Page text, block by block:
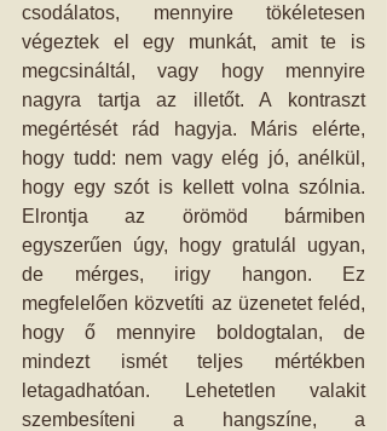
csodálatos, mennyire tökéletesen
végeztek el egy munkát, amit te is
megcsináltál, vagy hogy mennyire
nagyra tartja az illetőt. A kontraszt
megértését rád hagyja. Máris elérte,
hogy tudd: nem vagy elég jó, anélkül,
hogy egy szót is kellett volna szólnia.
Elrontja az örömöd bármiben
egyszerűen úgy, hogy gratulál ugyan,
de mérges, irigy hangon. Ez
megfelelően közvetíti az üzenetet feléd,
hogy ő mennyire boldogtalan, de
mindezt ismét teljes mértékben
letagadhatóan. Lehetetlen valakit
szembesíteni a hangszíne, a